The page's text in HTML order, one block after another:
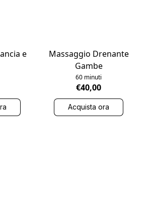
e
Massaggio Drenante
Gambe
60 minuti
€40,00
Acquista ora